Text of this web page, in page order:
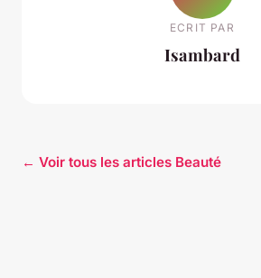
ECRIT PAR
Isambard
← Voir tous les articles Beauté